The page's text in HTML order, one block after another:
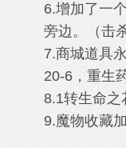
6.增加了一
旁边。（击
7.商城道具
20-6，重生
8.1转生命之
9.魔物收藏